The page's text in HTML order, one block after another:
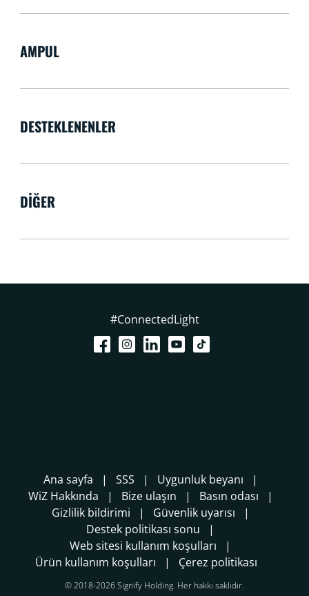
AMPUL
DESTEKLENENLER
DIĞER
#ConnectedLight
Ana sayfa SSS
Uygunluk beyanı
WiZ Hakkında
Bize ulaşın
Basın odası
Gizlilik bildirimi
Güvenlik uyarısı
Destek politikası sonu
Web sitesi kullanım koşulları
Ürün kullanım koşulları
Çerez politikası
© 2018-2026 Signify Holding. Her hakkı saklıdır.